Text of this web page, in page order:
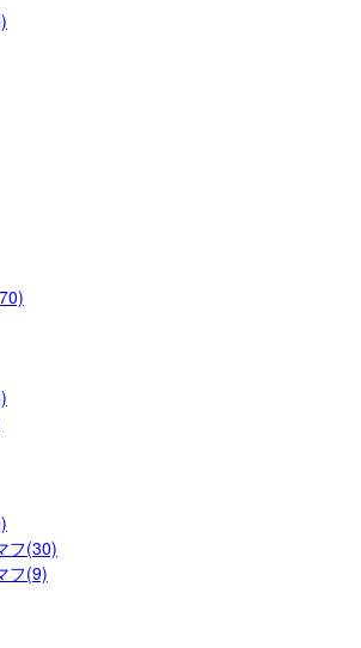
フ(30)
フ(9)